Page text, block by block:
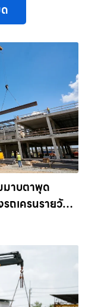
มาบตาพุด
ถเครนรายวัน